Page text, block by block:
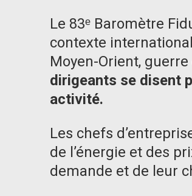
Le 83ᵉ Baromètre
contexte
Moyen-Orient,
dirigeants se disent
activité.
Les chefs
de l’énergie et des
demande et de leur